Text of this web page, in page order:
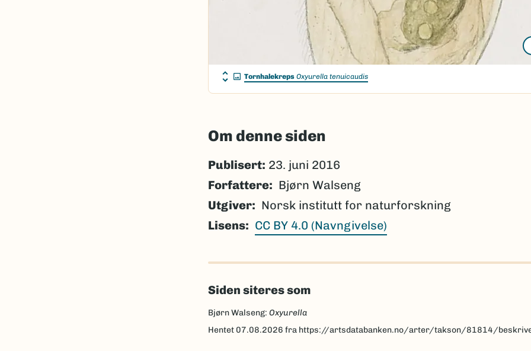
Tornhalekreps Oxyurella tenuicaudis
Om denne siden
Publisert: 23. juni 2016
Forfattere
Bjørn Walseng
Utgiver
Norsk institutt for naturforskning
Lisens
CC BY 4.0 (Navngivelse)
Siden siteres som
Bjørn Walseng: Oxyurella
Hentet 07.08.2026 fra https://artsdatabanken.no/arter/takson/81814/